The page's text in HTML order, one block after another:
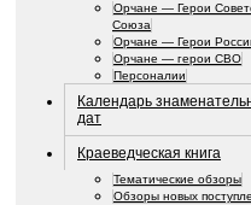
Орчане — Герои
Союза
Орчане — Герои
Орчане — герои СВО
Персоналии
Календарь
дат
Краеведческая книга
Тематические обзоры
Обзоры новых